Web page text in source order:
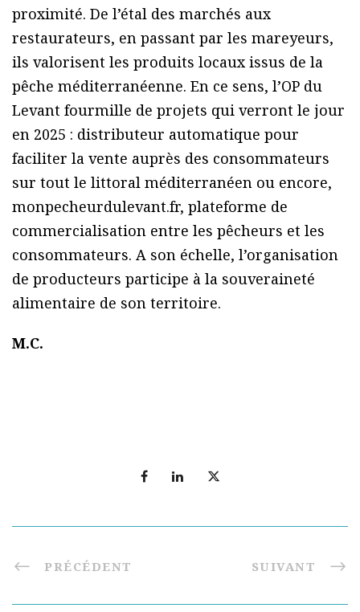
proximité. De l’étal des marchés aux
restaurateurs, en passant par les mareyeurs,
ils valorisent les produits locaux issus de la
pêche méditerranéenne. En ce sens, l’OP du
Levant fourmille de projets qui verront le jour
en 2025 : distributeur automatique pour
faciliter la vente auprès des consommateurs
sur tout le littoral méditerranéen ou encore,
monpecheurdulevant.fr, plateforme de
commercialisation entre les pêcheurs et les
consommateurs. A son échelle, l’organisation
de producteurs participe à la souveraineté
alimentaire de son territoire.
M.C.
PRÉCÉDENT SUIVANT